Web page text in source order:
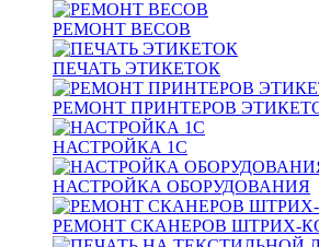
РЕМОНТ ВЕСОВ
ПЕЧАТЬ ЭТИКЕТОК
РЕМОНТ ПРИНТЕРОВ
НАСТРОЙКА 1С
НАСТРОЙКА ОБОРУДОВАНИЯ
РЕМОНТ СКАНЕРОВ ШТРИХ-